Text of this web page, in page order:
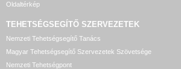
Oldaltérkép
TEHETSÉGSEGÍTŐ SZERVEZETEK
Nemzeti Tehetségsegítő Tanács
Magyar Tehetségsegítő Szervezetek Szövetsége
Nemzeti Tehetségpont